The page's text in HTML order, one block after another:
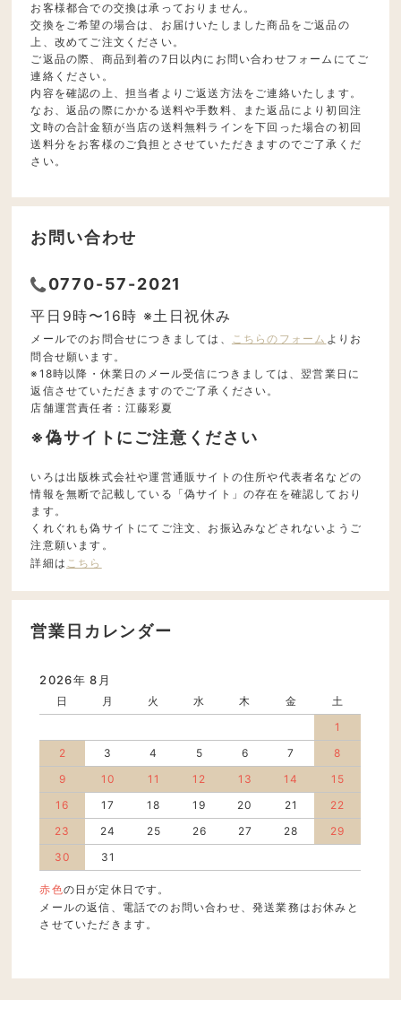
お客様都合での交換は承っておりません。
交換をご希望の場合は、お届けいたしました商品をご返品の
上、改めてご注文ください。
ご返品の際、商品到着の7日以内にお問い合わせフォームにてご
連絡ください。
内容を確認の上、担当者よりご返送方法をご連絡いたします。
なお、返品の際にかかる送料や手数料、また返品により初回注
文時の合計金額が当店の送料無料ラインを下回った場合の初回
送料分をお客様のご負担とさせていただきますのでご了承くだ
さい。
お問い合わせ
0770-57-2021
平日9時〜16時 ※土日祝休み
メールでのお問合せにつきましては、 こちらのフォーム よりお
問合せ願います。
※18時以降・休業日のメール受信につきましては、翌営業日に
返信させていただきますのでご了承ください。
店舗運営責任者：江藤彩夏
※偽サイトにご注意ください
いろは出版株式会社や運営通販サイトの住所や代表者名などの
情報を無断で記載している「偽サイト」の存在を確認しており
ます。
くれぐれも偽サイトにてご注文、お振込みなどされないようご
注意願います。
詳細は こちら
営業日カレンダー
2026年 8月
日 月 火 水 木 金
土
1
2
3 4 5 6 7
8
9
10 11 12 13 14
15
16
17 18 19 20 21
22
23
24 25 26 27 28
29
30
31
赤色の日が定休日です。
メールの返信、電話でのお問い合わせ、発送業務はお休みと
させていただきます。